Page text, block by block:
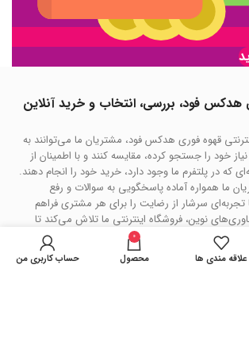
هدکس فود، بررسی، انتخاب و خرید آنلاین
قهوه فوری هدکس فود، مشتریان ما می‌توانند به
خود را جستجو کرده، مقایسه کنند و با اطمینان از
که در پلتفرم ما وجود دارد، خرید خود را انجام دهند.
ما همواره آماده پاسخگویی به سوالات و رفع
سرشار از رضایت را برای هر مشتری فراهم
نوین، فروشگاه اینترنتی ما تلاش می‌کند تا
آسان، دلپذیر و مطمئن تبدیل کند و نیازهای گوناگون
مختلف برآورده سازد.علاقه مندی ها
0
محصول حساب کاربری من